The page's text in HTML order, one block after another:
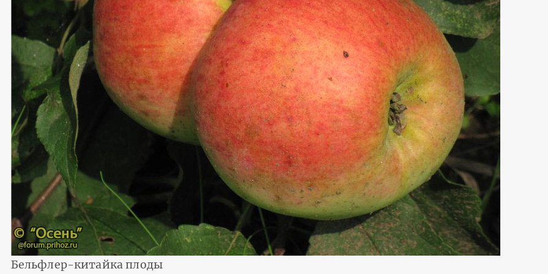
Бельфлер-китайка плоды